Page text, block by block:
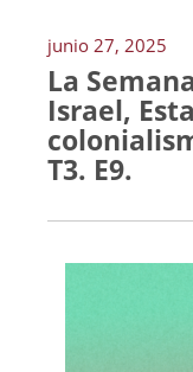
junio 27, 2025
La
Israel,
T3. E9.